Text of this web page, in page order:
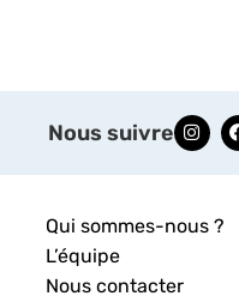
Nous suivre
Qui sommes-nous ?
L’équipe
Nous contacter